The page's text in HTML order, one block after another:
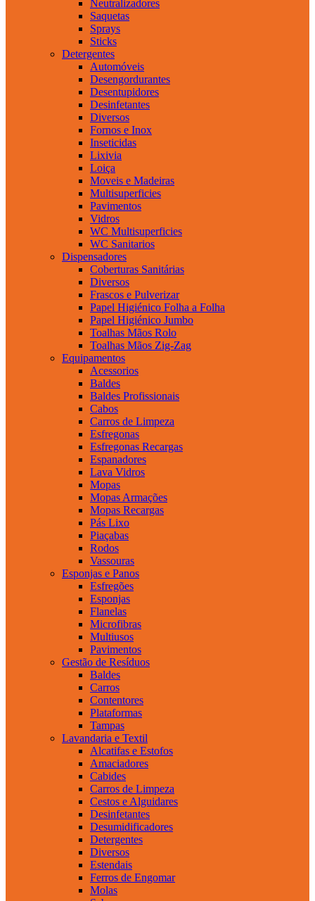
Neutralizadores
Saquetas
Sprays
Sticks
Detergentes
Automóveis
Desengordurantes
Desentupidores
Desinfetantes
Diversos
Fornos e Inox
Inseticidas
Lixivia
Loiça
Moveis e Madeiras
Multisuperficies
Pavimentos
Vidros
WC Multisuperficies
WC Sanitarios
Dispensadores
Coberturas Sanitárias
Diversos
Frascos e Pulverizar
Papel Higiénico Folha a Folha
Papel Higiénico Jumbo
Toalhas Mãos Rolo
Toalhas Mãos Zig-Zag
Equipamentos
Acessorios
Baldes
Baldes Profissionais
Cabos
Carros de Limpeza
Esfregonas
Esfregonas Recargas
Espanadores
Lava Vidros
Mopas
Mopas Armações
Mopas Recargas
Pás Lixo
Piaçabas
Rodos
Vassouras
Esponjas e Panos
Esfregões
Esponjas
Flanelas
Microfibras
Multiusos
Pavimentos
Gestão de Resíduos
Baldes
Carros
Contentores
Plataformas
Tampas
Lavandaria e Textil
Alcatifas e Estofos
Amaciadores
Cabides
Carros de Limpeza
Cestos e Alguidares
Desinfetantes
Desumidificadores
Detergentes
Diversos
Estendais
Ferros de Engomar
Molas